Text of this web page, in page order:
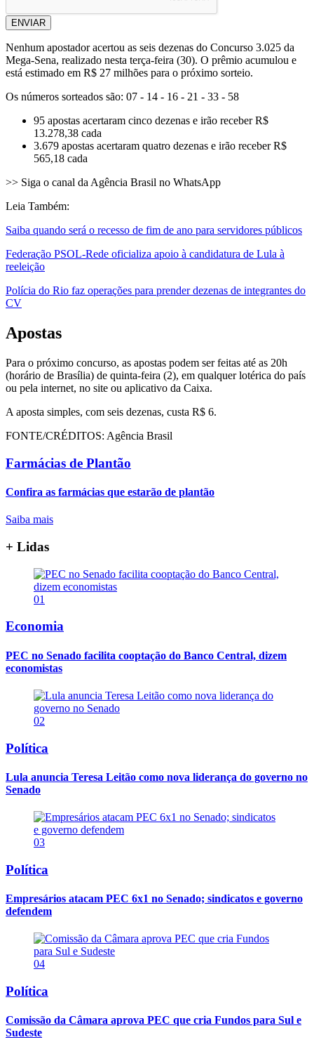
ENVIAR
Nenhum apostador acertou as seis dezenas do Concurso 3.025 da
Mega-Sena, realizado nesta terça-feira (30). O prêmio acumulou e
está estimado em R$ 27 milhões para o próximo sorteio.
Os números sorteados são: 07 - 14 - 16 - 21 - 33 - 58
95 apostas acertaram cinco dezenas e irão receber R$
13.278,38 cada
3.679 apostas acertaram quatro dezenas e irão receber R$
565,18 cada
>> Siga o canal da Agência Brasil no WhatsApp
Leia Também:
Saiba quando será o recesso de fim de ano para servidores públicos
Federação PSOL-Rede oficializa apoio à candidatura de Lula à
reeleição
Polícia do Rio faz operações para prender dezenas de integrantes do
CV
Apostas
Para o próximo concurso, as apostas podem ser feitas até as 20h
(horário de Brasília) de quinta-feira (2), em qualquer lotérica do país
ou pela internet, no site ou aplicativo da Caixa.
A aposta simples, com seis dezenas, custa R$ 6.
FONTE/CRÉDITOS: Agência Brasil
Farmácias de Plantão
Confira as farmácias que estarão de plantão
Saiba mais
+ Lidas
01
Economia
PEC no Senado facilita cooptação do Banco Central, dizem
economistas
02
Política
Lula anuncia Teresa Leitão como nova liderança do governo no
Senado
03
Política
Empresários atacam PEC 6x1 no Senado; sindicatos e governo
defendem
04
Política
Comissão da Câmara aprova PEC que cria Fundos para Sul e
Sudeste